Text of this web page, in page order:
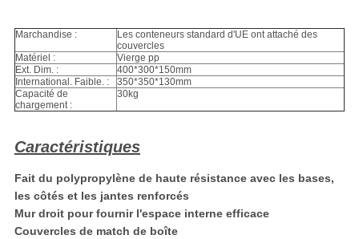
Marchandise :
Les conteneurs standard d'UE ont attaché des
couvercles
Matériel :
Vierge pp
Ext. Dim. :
400*300*150mm
International. Faible. :
350*350*130mm
Capacité de
chargement :
30kg
Caractéristiques
Fait du polypropylène de haute résistance avec les bases,
les côtés et les jantes renforcés
Mur droit pour fournir l'espace interne efficace
Couvercles de match de boîte